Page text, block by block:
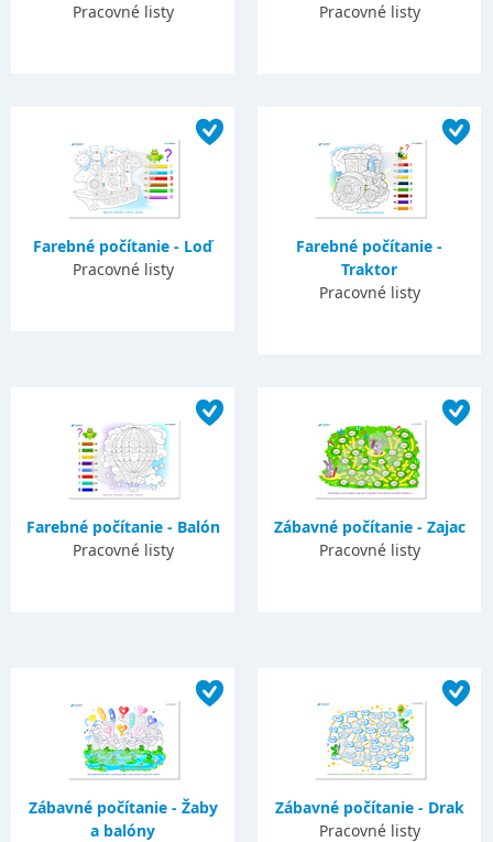
Pracovné listy
Pracovné listy
Farebné počítanie - Loď
Pracovné listy
Farebné počítanie -
Traktor
Pracovné listy
Farebné počítanie - Balón
Pracovné listy
Zábavné počítanie - Zajac
Pracovné listy
Zábavné počítanie - Žaby
a balóny
Zábavné počítanie - Drak
Pracovné listy